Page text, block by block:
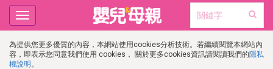
為提供您更多優質的內容，本網站使用cookies分析技術。若繼續閱覽本網站內
容，即表示您同意我們使用 cookies， 關於更多cookies資訊請閱讀我們的隱私
權說明 。
Toggle
navigation